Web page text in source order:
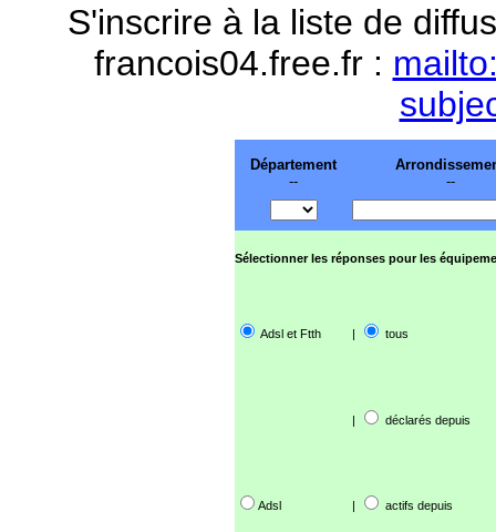
S'inscrire à la liste de
francois04.free.fr :
Département
--
--
Sélectionner les réponses pour les
Adsl et Ftth | tous
| déclarés depuis
Adsl | actifs depuis